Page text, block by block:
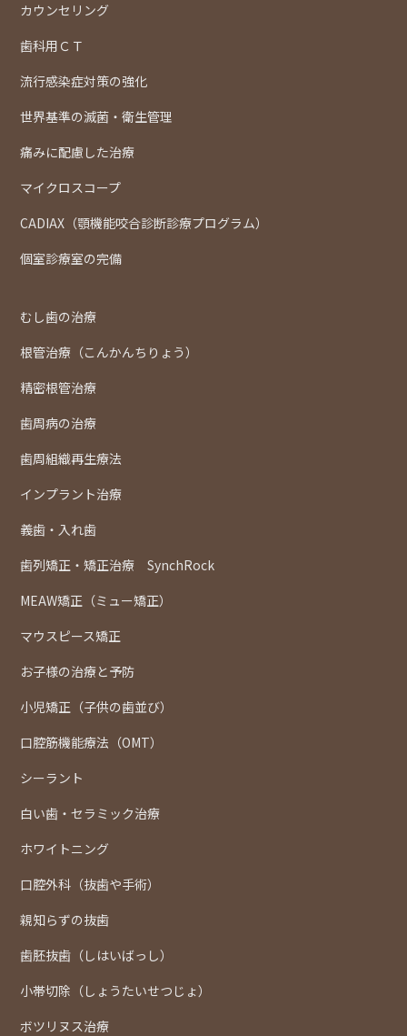
カウンセリング
歯科用ＣＴ
流行感染症対策の強化
世界基準の滅菌・衛生管理
痛みに配慮した治療
マイクロスコープ
CADIAX（顎機能咬合診断診療プログラム）
個室診療室の完備
むし歯の治療
根管治療（こんかんちりょう）
精密根管治療
歯周病の治療
歯周組織再生療法
インプラント治療
義歯・入れ歯
歯列矯正・矯正治療 SynchRock
MEAW矯正（ミュー矯正）
マウスピース矯正
お子様の治療と予防
小児矯正（子供の歯並び）
口腔筋機能療法（OMT）
シーラント
白い歯・セラミック治療
ホワイトニング
口腔外科（抜歯や手術）
親知らずの抜歯
歯胚抜歯（しはいばっし）
小帯切除（しょうたいせつじょ）
ボツリヌス治療